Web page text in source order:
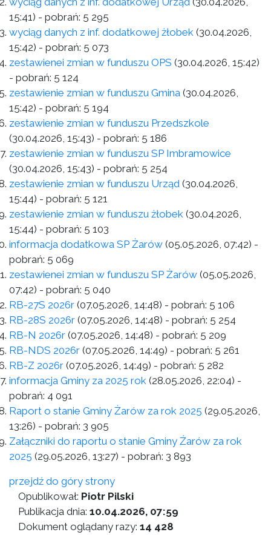
15:41) - pobrań: 5 295
wyciąg danych z inf. dodatkowej żłobek (30.04.2026,
15:42) - pobrań: 5 073
zestawienei zmian w funduszu OPS (30.04.2026, 15:42)
- pobrań: 5 124
zestawienie zmian w funduszu Gmina (30.04.2026,
15:42) - pobrań: 5 194
zestawienie zmian w funduszu Przedszkole
(30.04.2026, 15:43) - pobrań: 5 186
zestawienie zmian w funduszu SP Imbramowice
(30.04.2026, 15:43) - pobrań: 5 254
zestawienie zmian w funduszu Urząd (30.04.2026,
15:44) - pobrań: 5 121
zestawienie zmian w funduszu żłobek (30.04.2026,
15:44) - pobrań: 5 103
informacja dodatkowa SP Żarów (05.05.2026, 07:42) -
pobrań: 5 069
zestawienei zmian w funduszu SP Żarów (05.05.2026,
07:42) - pobrań: 5 040
RB-27S 2026r (07.05.2026, 14:48) - pobrań: 5 106
RB-28S 2026r (07.05.2026, 14:48) - pobrań: 5 254
RB-N 2026r (07.05.2026, 14:48) - pobrań: 5 209
RB-NDS 2026r (07.05.2026, 14:49) - pobrań: 5 261
RB-Z 2026r (07.05.2026, 14:49) - pobrań: 5 282
informacja Gminy za 2025 rok (28.05.2026, 22:04) -
pobrań: 4 091
Raport o stanie Gminy Żarów za rok 2025 (29.05.2026,
13:26) - pobrań: 3 905
Załączniki do raportu o stanie Gminy Źarów za rok
2025 (29.05.2026, 13:27) - pobrań: 3 893
przejdź do góry strony
Opublikował: Piotr Pilski
Publikacja dnia: 10.04.2026, 07:59
Dokument oglądany razy: 14 428